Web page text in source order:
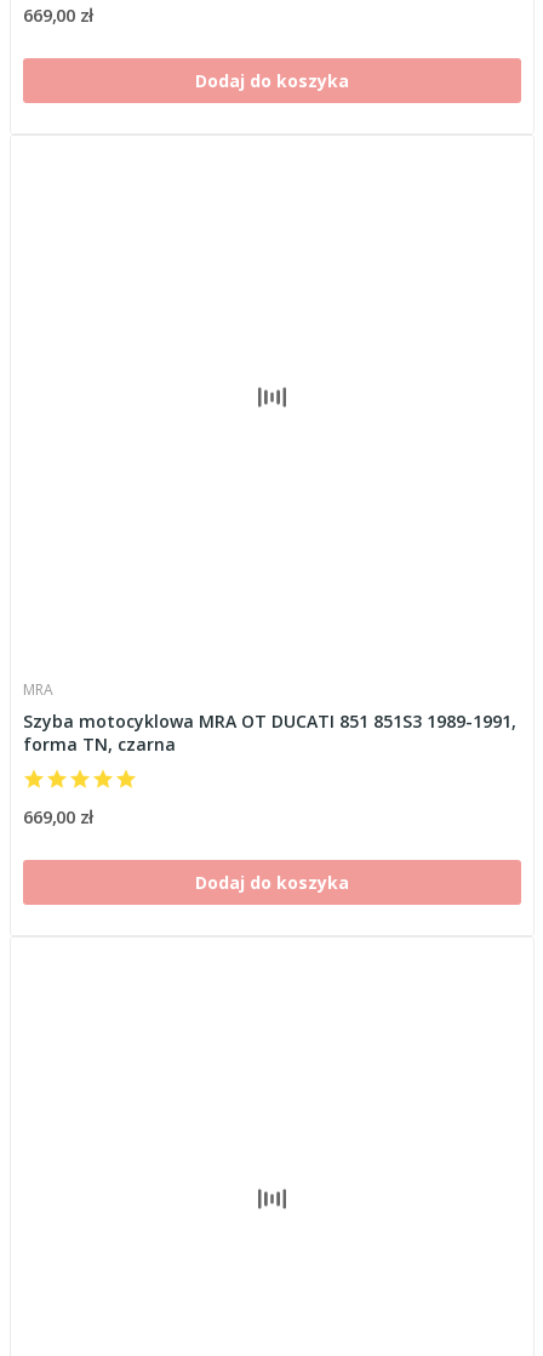
669,00 zł
Dodaj do koszyka
MRA
Szyba motocyklowa MRA OT DUCATI 851 851S3 1989-1991,
forma TN, czarna
669,00 zł
Dodaj do koszyka